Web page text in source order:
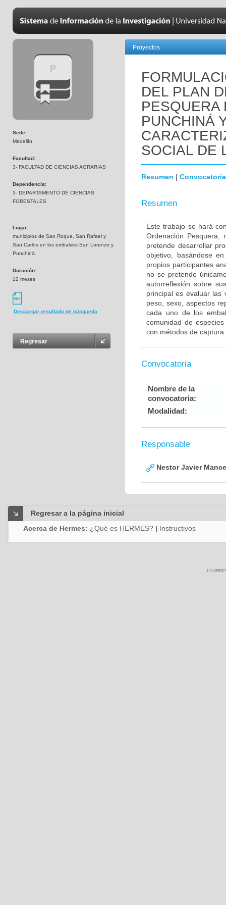
Sede:
Medellín
Facultad:
3- FACULTAD DE CIENCIAS AGRARIAS
Dependencia:
3- DEPARTAMENTO DE CIENCIAS
FORESTALES
Lugar:
municipios de San Roque, San Rafael y
San Carlos en los embalses San Lorenzo y
Punchiná.
Duración:
12 meses
Descargar resultado de búsqueda
Regresar
Proyectos
DEL PLAN
PESQUERA
PUNCHINÁ
SOCIAL DE
Resumen | Convocatoria
Resumen
Este trabajo se hará
Ordenación Pesquera,
pretende desarrollar
objetivo, basándose
propios participantes
no se pretende
autorreflexión sobre
principal es evaluar las
peso, sexo, aspectos
cada uno de los
comunidad de
con métodos de
Convocatoria
Nombre de la
convocatoria:
Modalidad:
Responsable
Nestor Javier
Regresar a la página inicial
Acerca de Hermes: ¿Qué es HERMES? | Instructivos